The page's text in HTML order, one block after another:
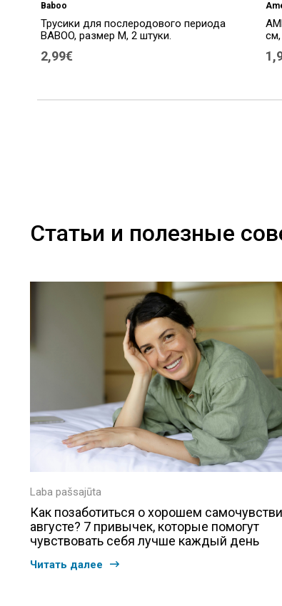
Baboo
Трусики для послеродового периода
BABOO, размер M, 2 штуки.
2,99€
см,
Статьи и полезные
Laba pašsajūta
Как позаботиться о хорошем
августе? 7 привычек, которые помогут
чувствовать себя лучше каждый день
Читать далее